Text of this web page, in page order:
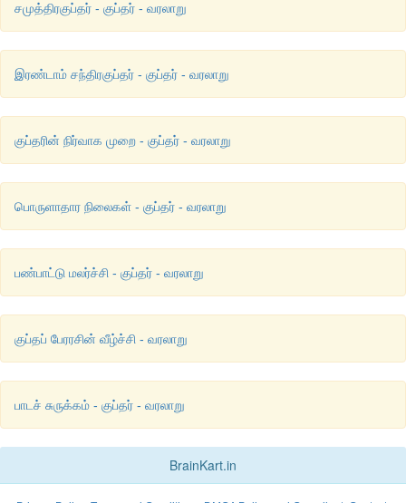
சமுத்திரகுப்தர் - குப்தர் - வரலாறு
இரண்டாம் சந்திரகுப்தர் - குப்தர் - வரலாறு
குப்தரின் நிர்வாக முறை - குப்தர் - வரலாறு
பொருளாதார நிலைகள் - குப்தர் - வரலாறு
பண்பாட்டு மலர்ச்சி - குப்தர் - வரலாறு
குப்தப் பேரரசின் வீழ்ச்சி - வரலாறு
பாடச் சுருக்கம் - குப்தர் - வரலாறு
BrainKart.in